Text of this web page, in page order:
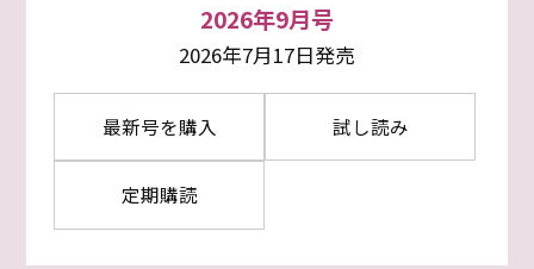
2026年9月号
2026年7月17日発売
最新号を購入 試し読み
定期購読